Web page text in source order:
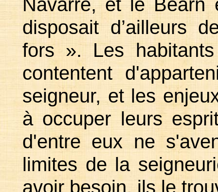
disposait d’ailleurs
fors ». Les
contentent
seigneur, et les
à occuper leurs
d'entre eux ne
limites de la
avoir besoin, ils le